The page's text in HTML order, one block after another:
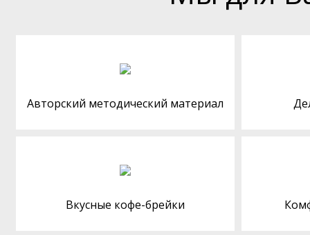
Авторский методический материал
Вкусные кофе-брейки